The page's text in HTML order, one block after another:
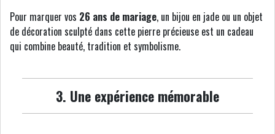
Pour marquer vos 26 ans de mariage, un bijou en jade ou un objet
de décoration sculpté dans cette pierre précieuse est un cadeau
qui combine beauté, tradition et symbolisme.
3. Une expérience mémorable